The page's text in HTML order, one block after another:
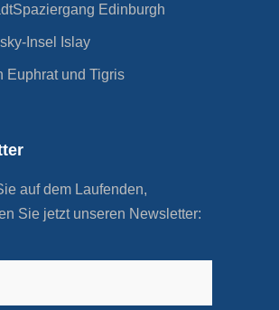
Edinburgh
Insel Islay
Euphrat und Tigris
auf dem Laufenden,
Sie jetzt unseren Newsletter: